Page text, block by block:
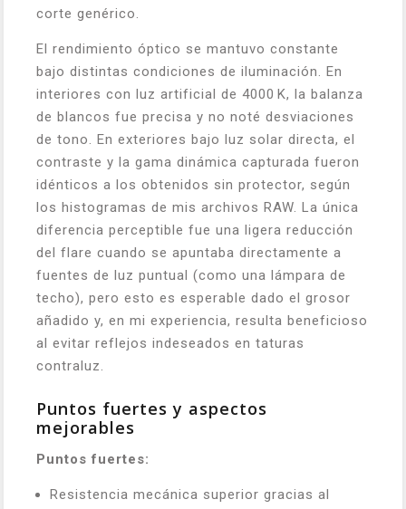
corte genérico.
El rendimiento óptico se mantuvo constante
bajo distintas condiciones de iluminación. En
interiores con luz artificial de 4000 K, la balanza
de blancos fue precisa y no noté desviaciones
de tono. En exteriores bajo luz solar directa, el
contraste y la gama dinámica capturada fueron
idénticos a los obtenidos sin protector, según
los histogramas de mis archivos RAW. La única
diferencia perceptible fue una ligera reducción
del flare cuando se apuntaba directamente a
fuentes de luz puntual (como una lámpara de
techo), pero esto es esperable dado el grosor
añadido y, en mi experiencia, resulta beneficioso
al evitar reflejos indeseados en taturas
contraluz.
Puntos fuertes y aspectos
mejorables
Puntos fuertes:
Resistencia mecánica superior gracias al